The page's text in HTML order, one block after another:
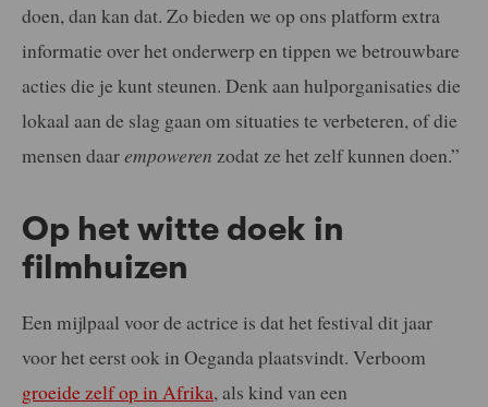
doen, dan kan dat. Zo bieden we op ons platform extra
informatie over het onderwerp en tippen we betrouwbare
acties die je kunt steunen. Denk aan hulporganisaties die
lokaal aan de slag gaan om situaties te verbeteren, of die
mensen daarempoweren zodat ze het zelf kunnen doen.”
Op het witte doek in
filmhuizen
Een mijlpaal voor de actrice is dat het festival dit jaar
voor het eerst ook in Oeganda plaatsvindt. Verboom
groeide zelf op in Afrika, als kind van een